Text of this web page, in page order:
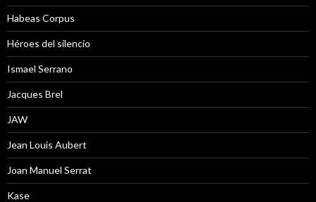
Habeas Corpus
Héroes del silencio
Ismael Serrano
Jacques Brel
JAW
Jean Louis Aubert
Joan Manuel Serrat
Kase